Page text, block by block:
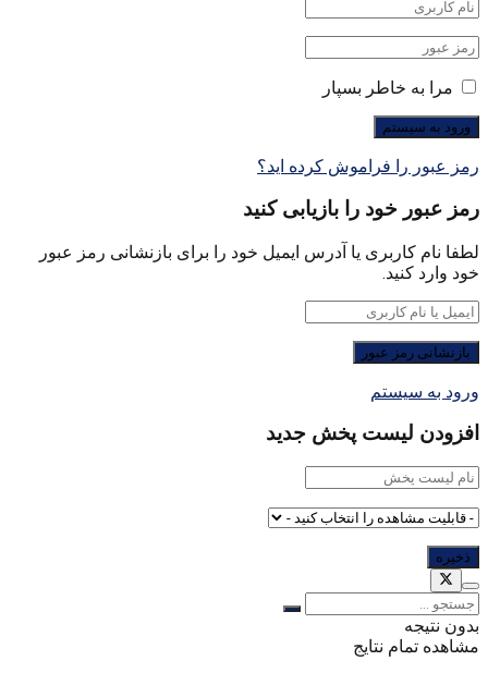
مرا به خاطر بسپار
رمز عبور را فراموش کرده اید؟
رمز عبور خود را بازیابی کنید
لطفا نام کاربری یا آدرس ایمیل خود را برای بازنشانی رمز عبور
خود وارد کنید.
ورود به سیستم
افزودن لیست پخش جدید
بدون نتیجه
مشاهده تمام نتایج